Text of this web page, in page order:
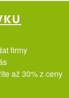
firmy
až 30% z ceny